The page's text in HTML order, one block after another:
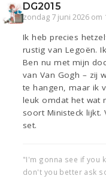
DG2015
zondag 7 juni 2026 om
Ik heb precies
rustig van Legoën.
Ben nu met mijn
van Van Gogh – zij
te hangen, maar ik
leuk omdat het wat
soort Ministeck lijkt.
set.
"I'm gonna see if you
don't you better ask